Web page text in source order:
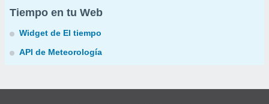
Tiempo en tu Web
Widget de El tiempo
API de Meteorología